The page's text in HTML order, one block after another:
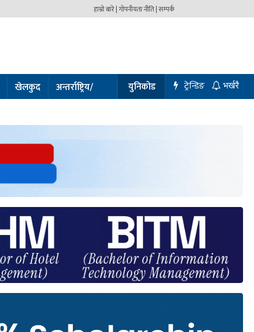
हाम्रो बारे |गोपनीयता नीति |सम्पर्क
खेलकुद
अन्तर्राष्ट्रिय/
प्रबास
युनिकोड भर्खरै
ट्रेन्डिङ